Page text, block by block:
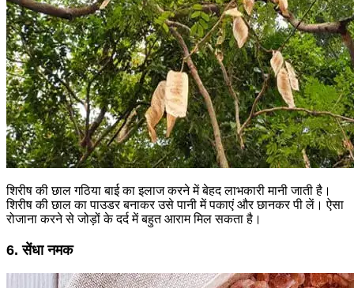
शिरीष की छाल गठिया बाई का इलाज करने में बेहद लाभकारी मानी जाती है।
शिरीष की छाल का पाउडर बनाकर उसे पानी में पकाएं और छानकर पी लें। ऐसा
रोजाना करने से जोड़ों के दर्द में बहुत आराम मिल सकता है।
6. सेंधा नमक